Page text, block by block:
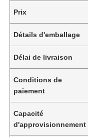
Prix
Détails d'emballage
Délai de livraison
Conditions de
paiement
Capacité
d'approvisionnement